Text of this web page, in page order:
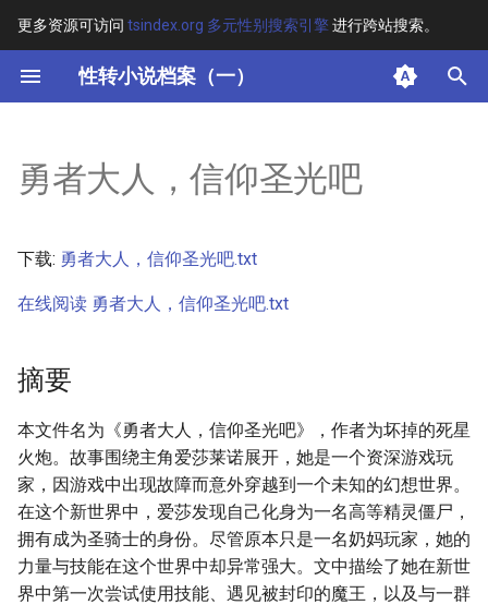
更多资源可访问 tsindex.org 多元性别搜索引擎进行跨站搜索。
性转小说档案（一）
键
开
搜
索
其他信息 [Processed Page
勇者大人，信仰圣光吧
下载: 勇者大人，信仰圣光吧.txt
在线阅读 勇者大人，信仰圣光吧.txt
摘要
本文件名为《勇者大人，信仰圣光吧》，作者为坏掉的死星
火炮。故事围绕主角爱莎莱诺展开，她是一个资深游戏玩
家，因游戏中出现故障而意外穿越到一个未知的幻想世界。
在这个新世界中，爱莎发现自己化身为一名高等精灵僵尸，
拥有成为圣骑士的身份。尽管原本只是一名奶妈玩家，她的
力量与技能在这个世界中却异常强大。文中描绘了她在新世
界中第一次尝试使用技能、遇见被封印的魔王，以及与一群